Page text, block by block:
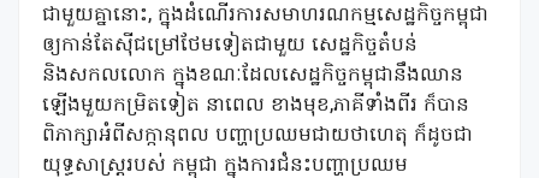
ជាមួយគ្នានោះ, ក្នុងដំណើរការសមាហរណកម្មសេដ្ឋកិច្ចកម្ពុជា
ឲ្យកាន់តែស៊ីជម្រៅថែមទៀតជាមួយ សេដ្ឋកិច្ចតំបន់
និងសកលលោក ក្នុងខណៈដែលសេដ្ឋកិច្ចកម្ពុជានឹងឈាន
ឡើងមួយកម្រិតទៀត នាពេល ខាងមុខ,ភាគីទាំងពីរ ក៏បាន
ពិភាក្សាអំពីសក្កានុពល បញ្ហាប្រឈមជាយថាហេតុ ក៏ដូចជា
យុទ្ធសាស្រ្តរបស់ កម្ពុជា ក្នុងការជំនះបញ្ហាប្រឈម